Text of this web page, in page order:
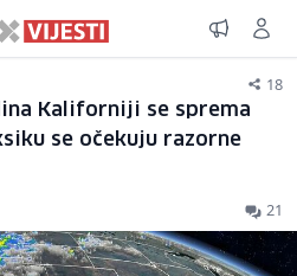
18
Kaliforniji se sprema
se očekuju razorne
21